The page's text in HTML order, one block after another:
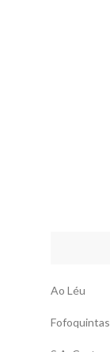
Ao Léu
Fofoquintas